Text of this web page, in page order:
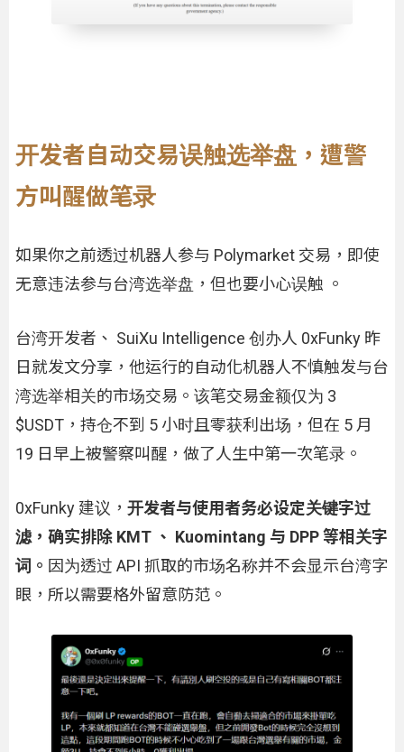
开发者自动交易误触选举盘，遭警
方叫醒做笔录
如果你之前透过机器人参与 Polymarket 交易，即使
无意违法参与台湾选举盘，但也要小心误触 。
台湾开发者、 SuiXu Intelligence 创办人 0xFunky 昨
日就发文分享，他运行的自动化机器人不慎触发与台
湾选举相关的市场交易。该笔交易金额仅为 3
$USDT，持仓不到 5 小时且零获利出场，但在 5 月
19 日早上被警察叫醒，做了人生中第一次笔录。
0xFunky 建议， 开发者与使用者务必设定关键字过
滤，确实排除 KMT 、 Kuomintang 与 DPP 等相关字
词。 因为透过 API 抓取的市场名称并不会显示台湾字
眼，所以需要格外留意防范。